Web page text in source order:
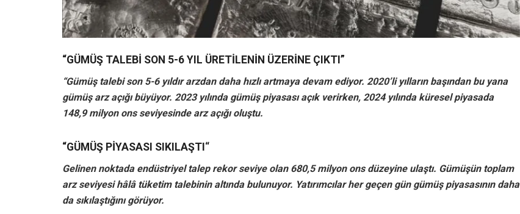
“GÜMÜŞ TALEBİ SON 5-6 YIL ÜRETİLENİN ÜZERİNE ÇIKTI”
“Gümüş talebi son 5-6 yıldır arzdan daha hızlı artmaya devam ediyor. 2020’li yılların başından bu yana
gümüş arz açığı büyüyor. 2023 yılında gümüş piyasası açık verirken, 2024 yılında küresel piyasada
148,9 milyon ons seviyesinde arz açığı oluştu.
“GÜMÜŞ PİYASASI SIKILAŞTI “
Gelinen noktada endüstriyel talep rekor seviye olan 680,5 milyon ons düzeyine ulaştı. Gümüşün toplam
arz seviyesi hâlâ tüketim talebinin altında bulunuyor. Yatırımcılar her geçen gün gümüş piyasasının daha
da sıkılaştığını görüyor.